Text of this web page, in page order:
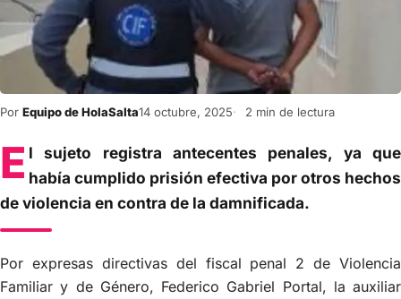
Por Equipo de HolaSalta14 octubre, 2025 2 min de lectura
E l sujeto registra antecentes penales, ya que
había cumplido prisión efectiva por otros hechos
de violencia en contra de la damnificada.
Por expresas directivas del fiscal penal 2 de Violencia
Familiar y de Género, Federico Gabriel Portal, la auxiliar